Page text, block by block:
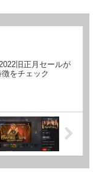
旧正月セールが
をチェック